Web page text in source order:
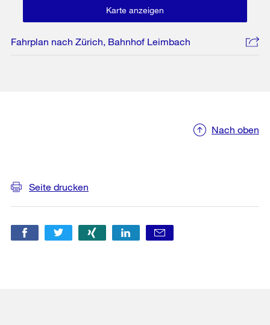
Karte anzeigen
Fahrplan nach Zürich, Bahnhof Leimbach
Nach oben
Seite drucken